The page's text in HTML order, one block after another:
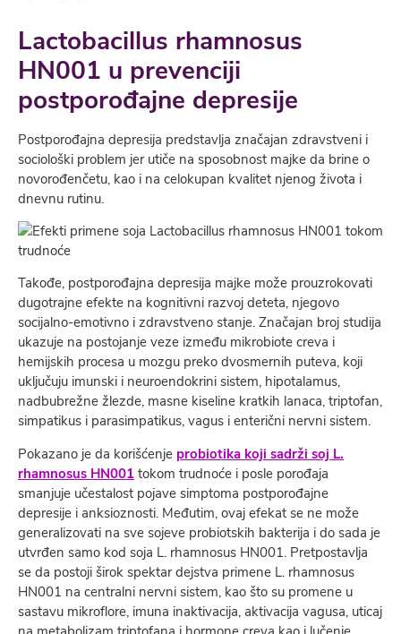
Lactobacillus rhamnosus
HN001 u prevenciji
postporođajne depresije
Postporođajna depresija predstavlja značajan zdravstveni i
sociološki problem jer utiče na sposobnost majke da brine o
novorođenčetu, kao i na celokupan kvalitet njenog života i
dnevnu rutinu.
Takođe, postporođajna depresija majke može prouzrokovati
dugotrajne efekte na kognitivni razvoj deteta, njegovo
socijalno-emotivno i zdravstveno stanje. Značajan broj studija
ukazuje na postojanje veze između mikrobiote creva i
hemijskih procesa u mozgu preko dvosmernih puteva, koji
uključuju imunski i neuroendokrini sistem, hipotalamus,
nadbubrežne žlezde, masne kiseline kratkih lanaca, triptofan,
simpatikus i parasimpatikus, vagus i enterični nervni sistem.
Pokazano je da korišćenje probiotika koji sadrži soj L.
rhamnosus HN001 tokom trudnoće i posle porođaja
smanjuje učestalost pojave simptoma postporođajne
depresije i anksioznosti. Međutim, ovaj efekat se ne može
generalizovati na sve sojeve probiotskih bakterija i do sada je
utvrđen samo kod soja L. rhamnosus HN001. Pretpostavlja
se da postoji širok spektar dejstva primene L. rhamnosus
HN001 na centralni nervni sistem, kao što su promene u
sastavu mikroflore, imuna inaktivacija, aktivacija vagusa, uticaj